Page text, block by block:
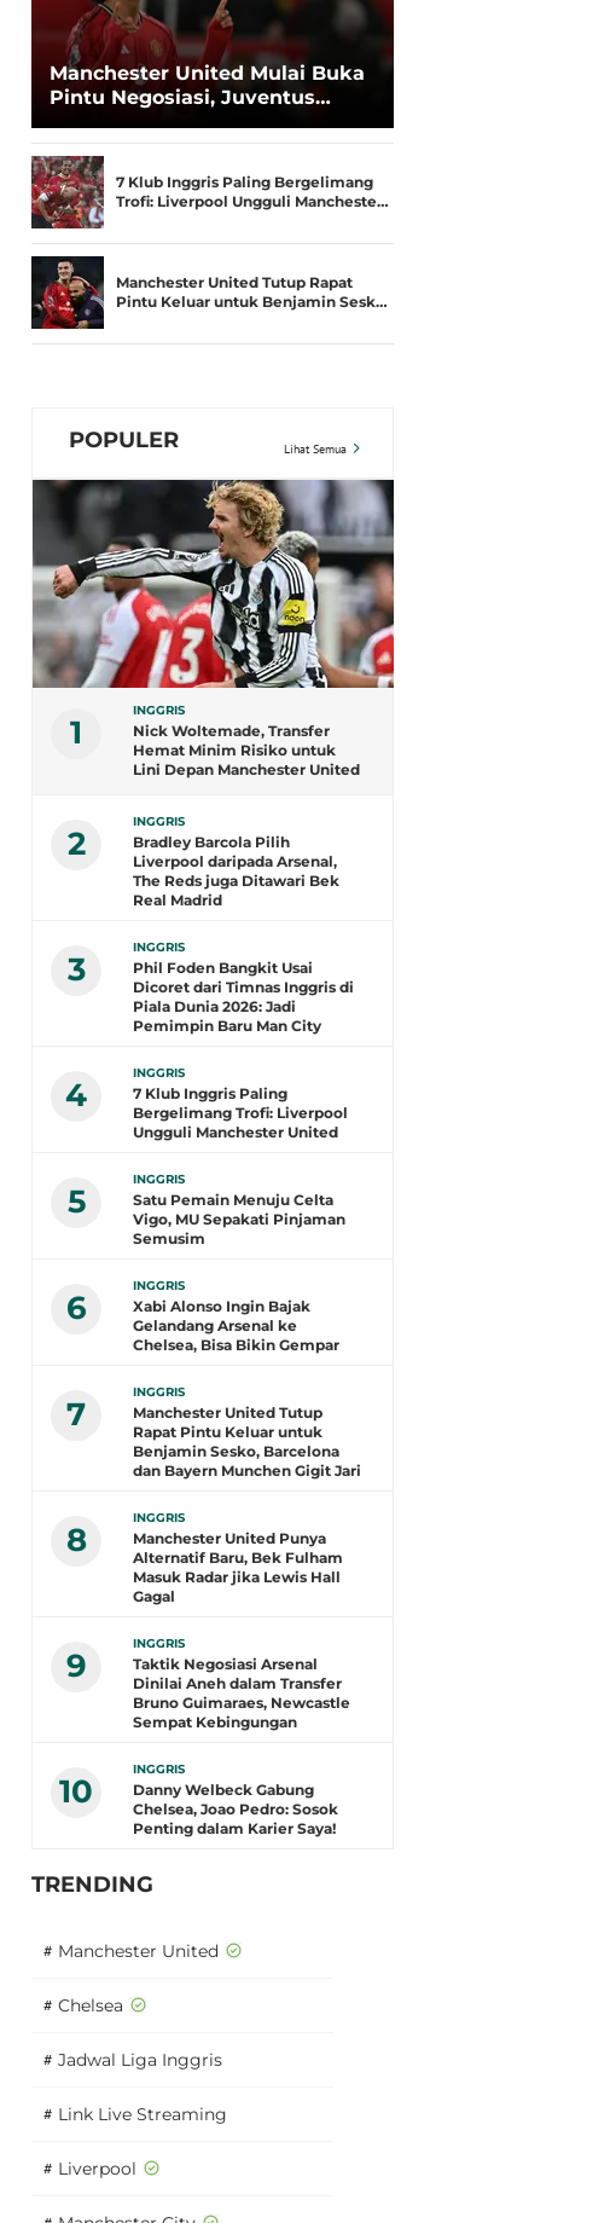
Manchester United Mulai Buka
Pintu Negosiasi, Juventus
Zirkzee
7 Klub Inggris Paling Bergelimang
Trofi: Liverpool Ungguli Mancheste…
Manchester United Tutup Rapat
Pintu Keluar untuk Benjamin Sesk…
POPULER Lihat Semua
1
INGGRIS
Nick Woltemade, Transfer
Hemat Minim Risiko untuk
Lini Depan Manchester United
2
INGGRIS
Bradley Barcola Pilih
Liverpool daripada Arsenal,
The Reds juga Ditawari Bek
Real Madrid
3
INGGRIS
Phil Foden Bangkit Usai
Dicoret dari Timnas Inggris di
Piala Dunia 2026: Jadi
Pemimpin Baru Man City
4
INGGRIS
7 Klub Inggris Paling
Bergelimang Trofi: Liverpool
Ungguli Manchester United
5
INGGRIS
Satu Pemain Menuju Celta
Vigo, MU Sepakati Pinjaman
Semusim
6
INGGRIS
Xabi Alonso Ingin Bajak
Gelandang Arsenal ke
Chelsea, Bisa Bikin Gempar
7
INGGRIS
Manchester United Tutup
Rapat Pintu Keluar untuk
Benjamin Sesko, Barcelona
dan Bayern Munchen Gigit Jari
8
INGGRIS
Manchester United Punya
Alternatif Baru, Bek Fulham
Masuk Radar jika Lewis Hall
Gagal
9
INGGRIS
Taktik Negosiasi Arsenal
Dinilai Aneh dalam Transfer
Bruno Guimaraes, Newcastle
Sempat Kebingungan
10
INGGRIS
Danny Welbeck Gabung
Chelsea, Joao Pedro: Sosok
Penting dalam Karier Saya!
TRENDING
# Manchester United
# Chelsea
# Jadwal Liga Inggris
# Link Live Streaming
# Liverpool